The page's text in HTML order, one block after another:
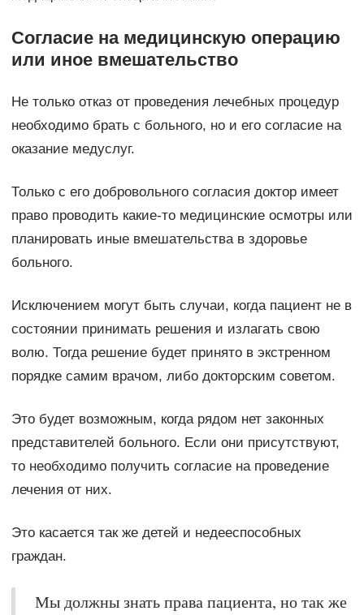
Согласие на медицинскую операцию
или иное вмешательство
Не только отказ от проведения лечебных процедур
необходимо брать с больного, но и его согласие на
оказание медуслуг.
Только с его добровольного согласия доктор имеет
право проводить какие-то медицинские осмотры или
планировать иные вмешательства в здоровье
больного.
Исключением могут быть случаи, когда пациент не в
состоянии принимать решения и излагать свою
волю. Тогда решение будет принято в экстренном
порядке самим врачом, либо докторским советом.
Это будет возможным, когда рядом нет законных
представителей больного. Если они присутствуют,
то необходимо получить согласие на проведение
лечения от них.
Это касается так же детей и недееспособных
граждан.
Мы должны знать права пациента, но так же